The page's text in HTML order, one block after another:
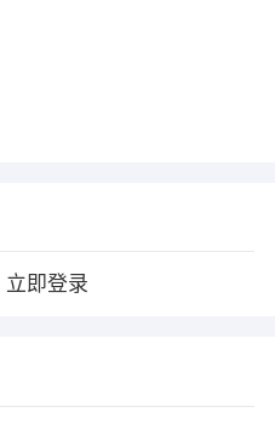
立即登录